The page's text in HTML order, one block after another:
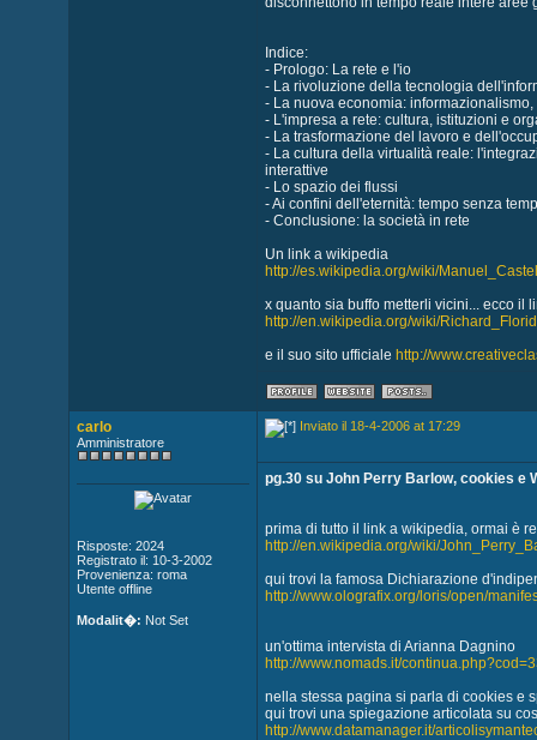
Indice:
- Prologo: La rete e l'io
- La rivoluzione della tecnologia
- La nuova economia:
- L'impresa a rete: cultura, istituzioni e
- La trasformazione del lavoro e
- La cultura della virtualità reale:
interattive
- Lo spazio dei flussi
- Ai confini dell'eternità: tempo senza
- Conclusione: la società in rete
Un link a wikipedia
http://es.wikipedia.org/wiki/
x quanto sia buffo metterli vicini... ecco il
http://en.wikipedia.org/wiki/
e il suo sito ufficiale http://
carlo
Amministratore
Risposte: 2024
Registrato il: 10-3-2002
Provenienza: roma
Utente offline
Modalit�: Not Set
Inviato il 18-4-2006 at 17:29
pg.30 su John Perry Barlow, cookies e
prima di tutto il link a wikipedia, ormai è
http://en.wikipedia.org/wiki/
qui trovi la famosa Dichiarazione
http://www.olografix.org/loris/open/
un'ottima intervista di Arianna Dagnino
http://www.nomads.it/
nella stessa pagina si parla di cookies e
qui trovi una spiegazione articolata su
http://www.datamanager.it/